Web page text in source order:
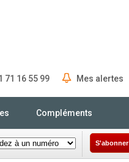
71 16 55 99 Mes alertes
Compléments
S'abonner